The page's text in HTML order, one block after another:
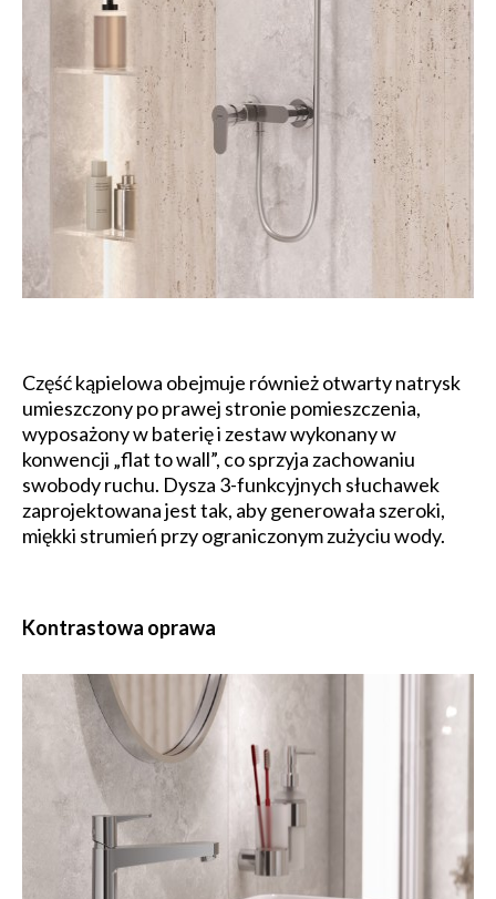
Część kąpielowa obejmuje również otwarty natrysk
umieszczony po prawej stronie pomieszczenia,
wyposażony w baterię i zestaw wykonany w
konwencji „flat to wall”, co sprzyja zachowaniu
swobody ruchu. Dysza 3-funkcyjnych słuchawek
zaprojektowana jest tak, aby generowała szeroki,
miękki strumień przy ograniczonym zużyciu wody.
Kontrastowa oprawa